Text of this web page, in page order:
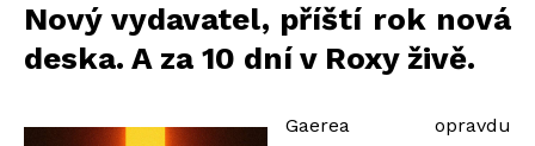
Nový vydavatel, příští rok nová
deska. A za 10 dní v Roxy živě.
Gaerea opravdu